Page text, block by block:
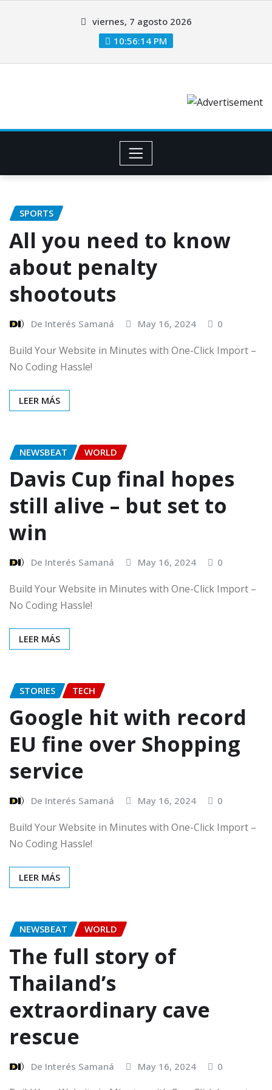
viernes, 7 agosto 2026
10:56:15 PM
SPORTS
All you need to know
about penalty
shootouts
De Interés Samaná May 16, 2024 0
Build Your Website in Minutes with One-Click Import –
No Coding Hassle!
LEER MÁS
NEWSBEAT WORLD
Davis Cup final hopes
still alive – but set to
win
De Interés Samaná May 16, 2024 0
Build Your Website in Minutes with One-Click Import –
No Coding Hassle!
LEER MÁS
STORIES TECH
Google hit with record
EU fine over Shopping
service
De Interés Samaná May 16, 2024 0
Build Your Website in Minutes with One-Click Import –
No Coding Hassle!
LEER MÁS
NEWSBEAT WORLD
The full story of
Thailand’s
extraordinary cave
rescue
De Interés Samaná May 16, 2024 0